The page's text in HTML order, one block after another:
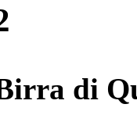
di